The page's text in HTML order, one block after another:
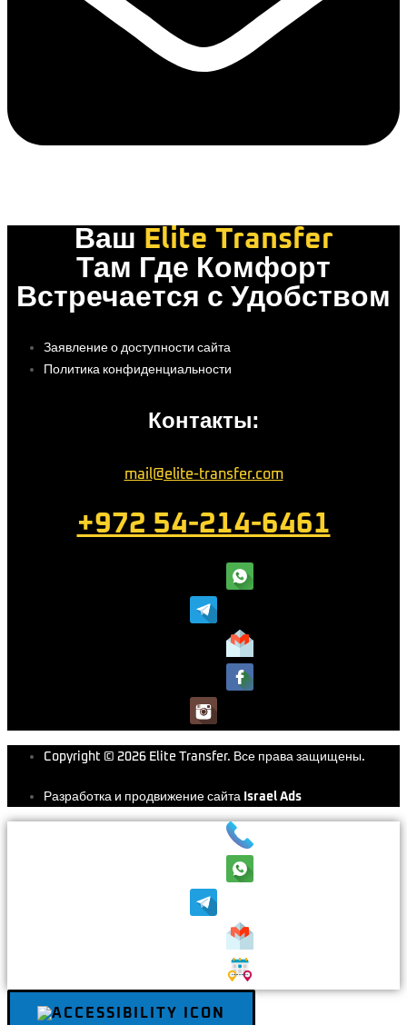
Ваш Elite Transfer
Там Где Комфорт
Встречается с Удобством
Заявление о доступности сайта
Политика конфиденциальности
Контакты:
mail@elite-transfer.com
+972 54-214-6461
Copyright © 2026 Elite Transfer. Все права защищены.
Разработка и продвижение сайта Israel Ads